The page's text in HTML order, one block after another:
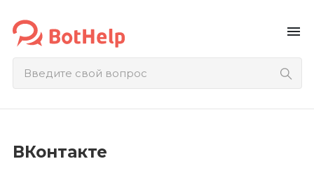
menu
ВКонтакте